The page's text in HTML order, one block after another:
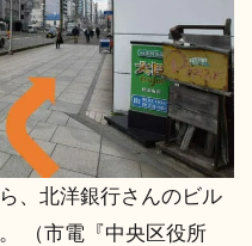
、北洋銀行さんのビル
（市電『中央区役所